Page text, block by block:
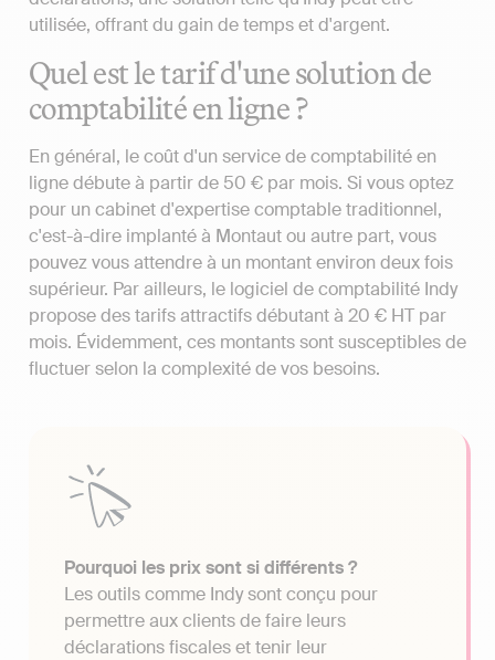
utilisée, offrant du gain de temps et d'argent.
Quel est le tarif d'une solution de
comptabilité en ligne ?
En général, le coût d'un service de comptabilité en
ligne débute à partir de 50 € par mois. Si vous optez
pour un cabinet d'expertise comptable traditionnel,
c'est-à-dire implanté à Montaut ou autre part, vous
pouvez vous attendre à un montant environ deux fois
supérieur. Par ailleurs, le logiciel de comptabilité Indy
propose des tarifs attractifs débutant à 20 € HT par
mois. Évidemment, ces montants sont susceptibles de
fluctuer selon la complexité de vos besoins.
Pourquoi les prix sont si différents ?
Les outils comme Indy sont conçu pour
permettre aux clients de faire leurs
déclarations fiscales et tenir leur